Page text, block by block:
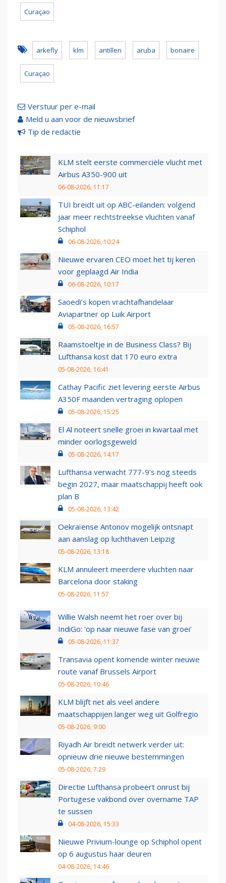
Curaçao
arkefly klm antillen aruba bonaire
Curaçao
Verstuur per e-mail
Meld u aan voor de nieuwsbrief
Tip de redactie
KLM stelt eerste commerciële vlucht met
Airbus A350-900 uit
06-08-2026, 11:17
TUI breidt uit op ABC-eilanden: volgend
jaar meer rechtstreekse vluchten vanaf
Schiphol
06-08-2026, 10:24
Nieuwe ervaren CEO moet het tij keren
voor geplaagd Air India
06-08-2026, 10:17
Saoedi’s kopen vrachtafhandelaar
Aviapartner op Luik Airport
05-08-2026, 16:57
Raamstoeltje in de Business Class? Bij
Lufthansa kost dat 170 euro extra
05-08-2026, 16:41
Cathay Pacific ziet levering eerste Airbus
A350F maanden vertraging oplopen
05-08-2026, 15:25
El Al noteert snelle groei in kwartaal met
minder oorlogsgeweld
05-08-2026, 14:17
Lufthansa verwacht 777-9’s nog steeds
begin 2027, maar maatschappij heeft ook
plan B
05-08-2026, 13:42
Oekraïense Antonov mogelijk ontsnapt
aan aanslag op luchthaven Leipzig
05-08-2026, 13:18
KLM annuleert meerdere vluchten naar
Barcelona door staking
05-08-2026, 11:57
Willie Walsh neemt het roer over bij
IndiGo: 'op naar nieuwe fase van groei'
05-08-2026, 11:37
Transavia opent komende winter nieuwe
route vanaf Brussels Airport
05-08-2026, 10:46
KLM blijft net als veel andere
maatschappijen langer weg uit Golfregio
05-08-2026, 9:00
Riyadh Air breidt netwerk verder uit:
opnieuw drie nieuwe bestemmingen
05-08-2026, 7:29
Directie Lufthansa probeert onrust bij
Portugese vakbond over overname TAP
te sussen
04-08-2026, 15:33
Nieuwe Privium-lounge op Schiphol opent
op 6 augustus haar deuren
04-08-2026, 14:46